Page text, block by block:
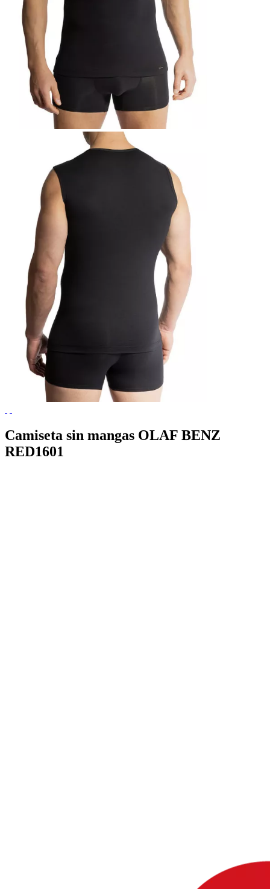
Camiseta sin mangas OLAF BENZ
RED1601